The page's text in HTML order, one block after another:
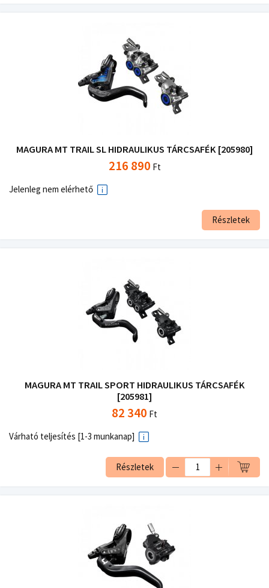
MAGURA MT TRAIL SL HIDRAULIKUS TÁRCSAFÉK [205980]
216 890 Ft
Jelenleg nem elérhető
Részletek
MAGURA MT TRAIL SPORT HIDRAULIKUS TÁRCSAFÉK
[205981]
82 340 Ft
Várható teljesítés [1-3 munkanap]
Részletek